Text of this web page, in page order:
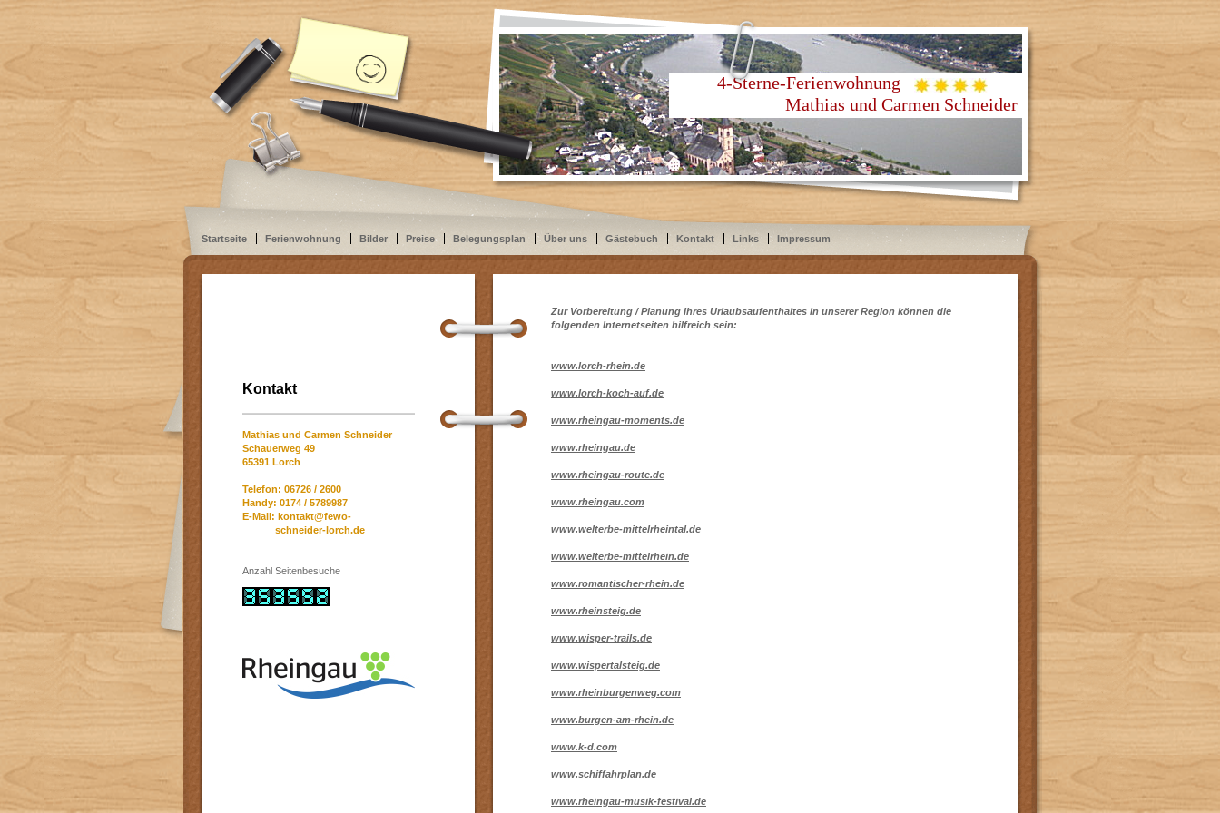
4-Sterne-Ferienwohnung
Mathias und Carmen Schneider
Startseite Ferienwohnung Bilder Preise Belegungsplan Über uns Gästebuch Kontakt Links Impressum
Zur Vorbereitung / Planung Ihres Urlaubsaufenthaltes in unserer Region können die
folgenden Internetseiten hilfreich sein:
www.lorch-rhein.de
www.lorch-koch-auf.de
www.rheingau-moments.de
www.rheingau.de
www.rheingau-route.de
www.rheingau.com
www.welterbe-mittelrheintal.de
www.welterbe-mittelrhein.de
www.romantischer-rhein.de
www.rheinsteig.de
www.wisper-trails.de
www.wispertalsteig.de
www.rheinburgenweg.com
www.burgen-am-rhein.de
www.k-d.com
www.schiffahrplan.de
www.rheingau-musik-festival.de
Kontakt
Mathias und Carmen Schneider
Schauerweg 49
65391 Lorch
Telefon: 06726 / 2600
Handy: 0174 / 5789987
E-Mail: kontakt@fewo-
schneider-lorch.de
Anzahl Seitenbesuche